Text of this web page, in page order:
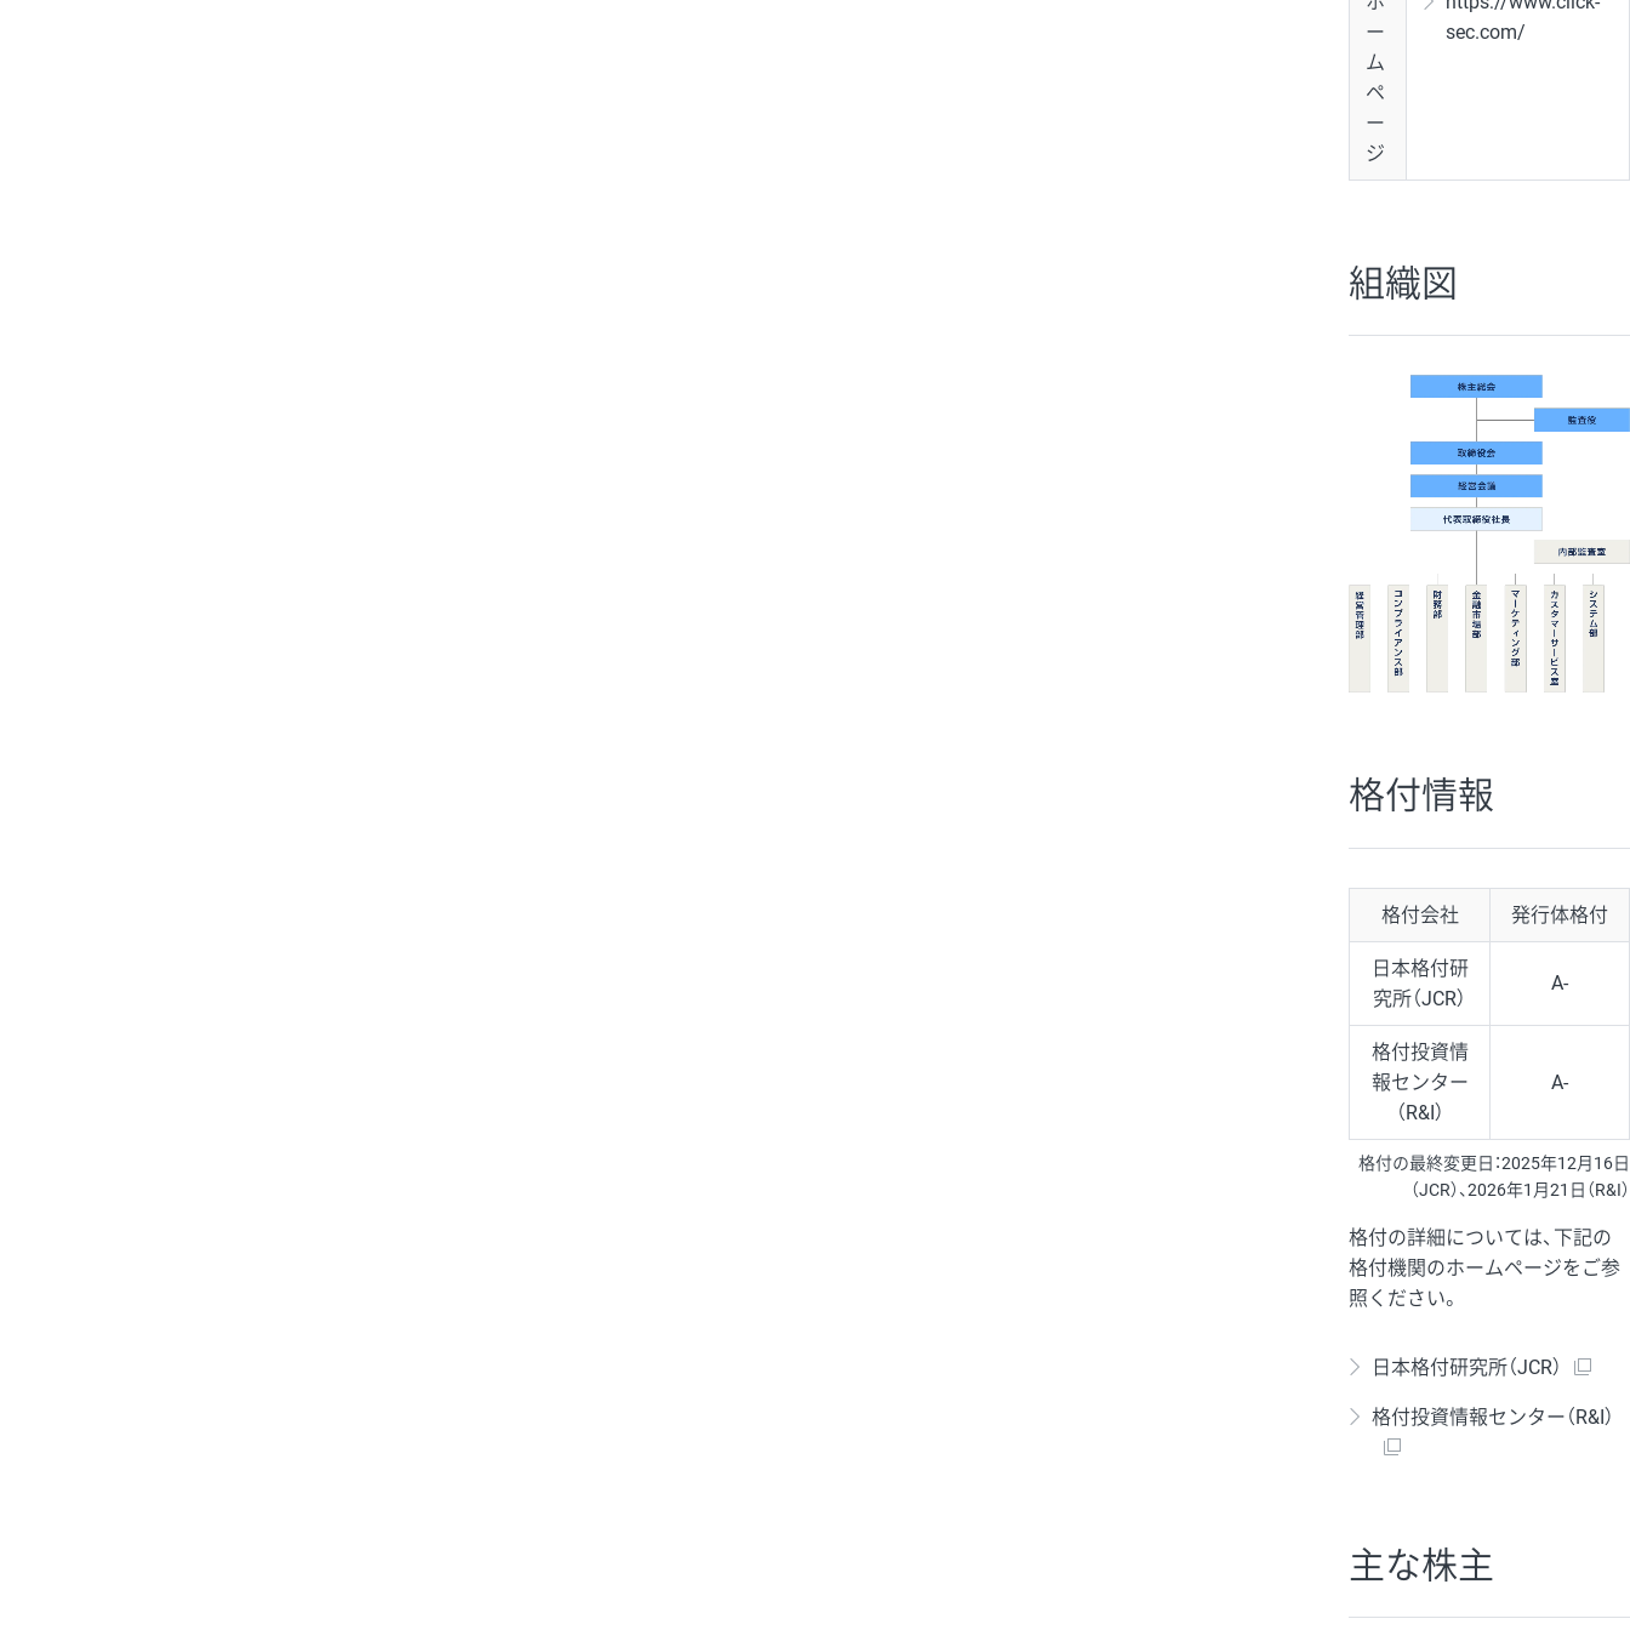
ー
ム
ペ
ー
ジ
sec.com/
組織図
格付情報
格付会社 発行体格付
日本格付研
究所（JCR）
A-
格付投資情
報センター
（R&I）
A-
格付の最終変更日：2025年12月16日
（JCR）、2026年1月21日（R&I）
格付の詳細については、下記の
格付機関のホームページをご参
照ください。
日本格付研究所（JCR）
格付投資情報センター（R&I）
主な株主